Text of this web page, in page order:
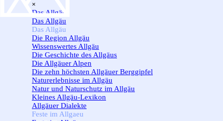
×
Das Allgäu
Das Allgäu
Das Allgäu
Die Region Allgäu
Wissenswertes Allgäu
Die Geschichte des Allgäus
Die Allgäuer Alpen
Die zehn höchsten Allgäuer Berggipfel
Naturerlebnisse im Allgäu
Natur und Naturschutz im Allgäu
Kleines Allgäu-Lexikon
Allgäuer Dialekte
Feste im Allgaeu